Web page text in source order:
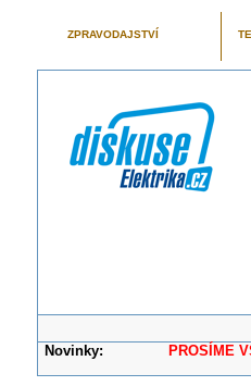
ZPRAVODAJSTVÍ
Novinky: PROSÍME